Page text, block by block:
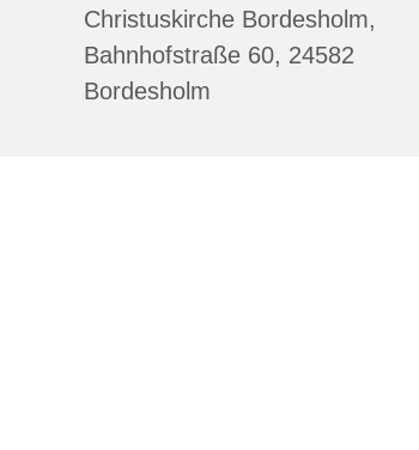
Christuskirche Bordesholm,
Bahnhofstraße 60, 24582
Bordesholm